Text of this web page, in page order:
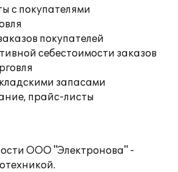
с покупателями
покупателей
себестоимости заказов
запасами
прайс-листы
ООО "Электронова" -